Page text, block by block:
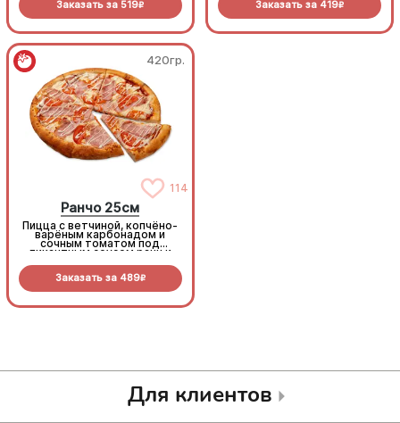
Заказать за 519R Заказать за 419R
420гр.
114
Ранчо 25см
Пицца с ветчиной, копчёно-
варёным карбонадом и
сочным томатом под
пикантным соусом ранч и
Заказать за 489R
Для клиентов